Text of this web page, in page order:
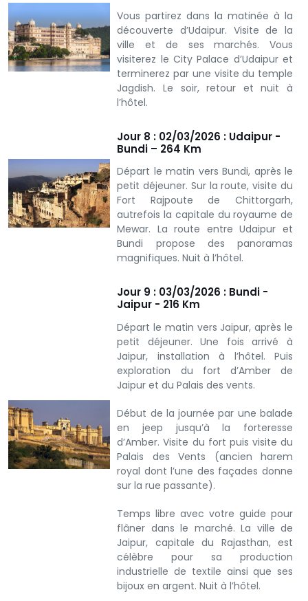
Vous partirez dans la matinée à la
découverte d’Udaipur. Visite de la
ville et de ses marchés. Vous
visiterez le City Palace d’Udaipur et
terminerez par une visite du temple
Jagdish. Le soir, retour et nuit à
l’hôtel.
Jour 8 : 02/03/2026 : Udaipur -
Bundi – 264 Km
Départ le matin vers Bundi, après le
petit déjeuner. Sur la route, visite du
Fort Rajpoute de Chittorgarh,
autrefois la capitale du royaume de
Mewar. La route entre Udaipur et
Bundi propose des panoramas
magnifiques. Nuit à l’hôtel.
Jour 9 : 03/03/2026 : Bundi -
Jaipur - 216 Km
Départ le matin vers Jaipur, après le
petit déjeuner. Une fois arrivé à
Jaipur, installation à l’hôtel. Puis
exploration du fort d’Amber de
Jaipur et du Palais des vents.
Début de la journée par une balade
en jeep jusqu’à la forteresse
d’Amber. Visite du fort puis visite du
Palais des Vents (ancien harem
royal dont l’une des façades donne
sur la rue passante).
Temps libre avec votre guide pour
flâner dans le marché. La ville de
Jaipur, capitale du Rajasthan, est
célèbre pour sa production
industrielle de textile ainsi que ses
bijoux en argent.Nuit à l’hôtel.